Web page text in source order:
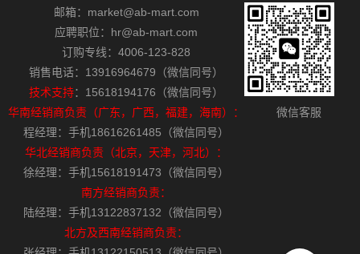
邮箱：market@ab-mart.com
应聘职位：hr@ab-mart.com
订购专线：4006-123-828
销售电话：13916964679（微信同号）
技术支持：15618194176（微信同号）
华南经销商负责（广东，广西，福建，海南）：
程经理：手机18616261485（微信同号）
华北经销商负责（北京，天津，河北）：
徐经理：手机15618191473（微信同号）
南方经销商负责：
陆经理：手机13122837132（微信同号）
北方及西南经销商负责：
微信客服